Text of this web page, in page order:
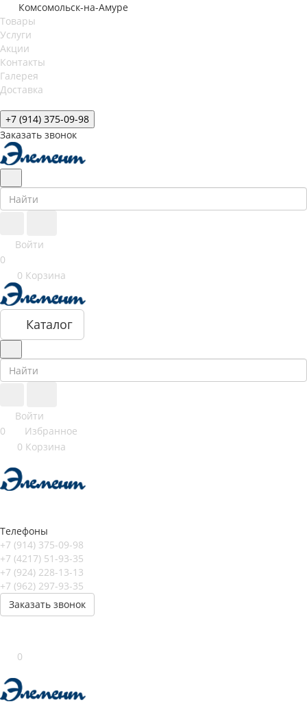
Комсомольск-на-Амуре
Товары
Услуги
Акции
Контакты
Галерея
Доставка
+7 (914) 375-09-98
Заказать звонок
Войти
0
0 Корзина
Каталог
Войти
0
Избранное
0 Корзина
Телефоны
+7 (914) 375-09-98
+7 (4217) 51-93-35
+7 (924) 228-13-13
+7 (962) 297-93-35
Заказать звонок
0